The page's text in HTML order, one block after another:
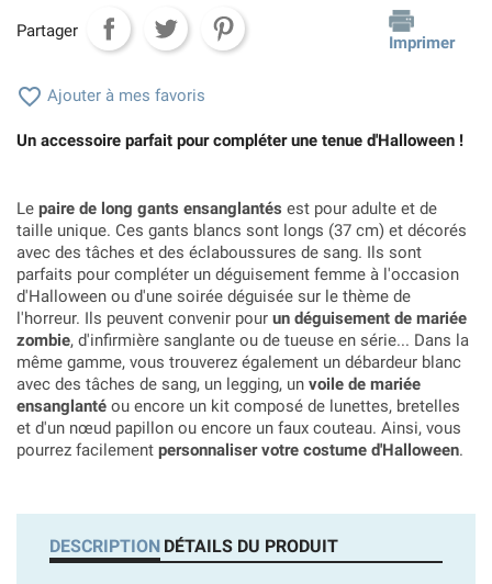
Partager
Imprimer
 Ajouter à mes favoris
Un accessoire parfait pour compléter une tenue d'Halloween !
Le paire de long gants ensanglantés est pour adulte et de
taille unique. Ces gants blancs sont longs (37 cm) et décorés
avec des tâches et des éclaboussures de sang. Ils sont
parfaits pour compléter un déguisement femme à l'occasion
d'Halloween ou d'une soirée déguisée sur le thème de
l'horreur. Ils peuvent convenir pour un déguisement de mariée
zombie, d'infirmière sanglante ou de tueuse en série... Dans la
même gamme, vous trouverez également un débardeur blanc
avec des tâches de sang, un legging, un voile de mariée
ensanglanté ou encore un kit composé de lunettes, bretelles
et d'un nœud papillon ou encore un faux couteau. Ainsi, vous
pourrez facilement personnaliser votre costume d'Halloween.
DESCRIPTION DÉTAILS DU PRODUIT